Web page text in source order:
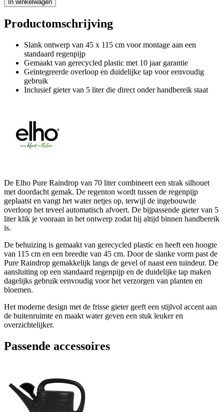
In winkelwagen
Productomschrijving
Slank ontwerp van 45 x 115 cm voor montage aan een
standaard regenpijp
Gemaakt van gerecycled plastic met 10 jaar garantie
Geïntegreerde overloop en duidelijke tap voor eenvoudig
gebruik
Inclusief gieter van 5 liter die direct onder handbereik staat
De Elho Pure Raindrop van 70 liter combineert een strak silhouet
met doordacht gemak. De regenton wordt tussen de regenpijp
geplaatst en vangt het water netjes op, terwijl de ingebouwde
overloop het teveel automatisch afvoert. De bijpassende gieter van 5
liter klik je vooraan in het ontwerp zodat hij altijd binnen handbereik
is.
De behuizing is gemaakt van gerecycled plastic en heeft een hoogte
van 115 cm en een breedte van 45 cm. Door de slanke vorm past de
Pure Raindrop gemakkelijk langs de gevel of naast een tuindeur. De
aansluiting op een standaard regenpijp en de duidelijke tap maken
dagelijks gebruik eenvoudig voor het verzorgen van planten en
bloemen.
Het moderne design met de frisse gieter geeft een stijlvol accent aan
de buitenruimte en maakt water geven een stuk leuker en
overzichtelijker.
Passende accessoires